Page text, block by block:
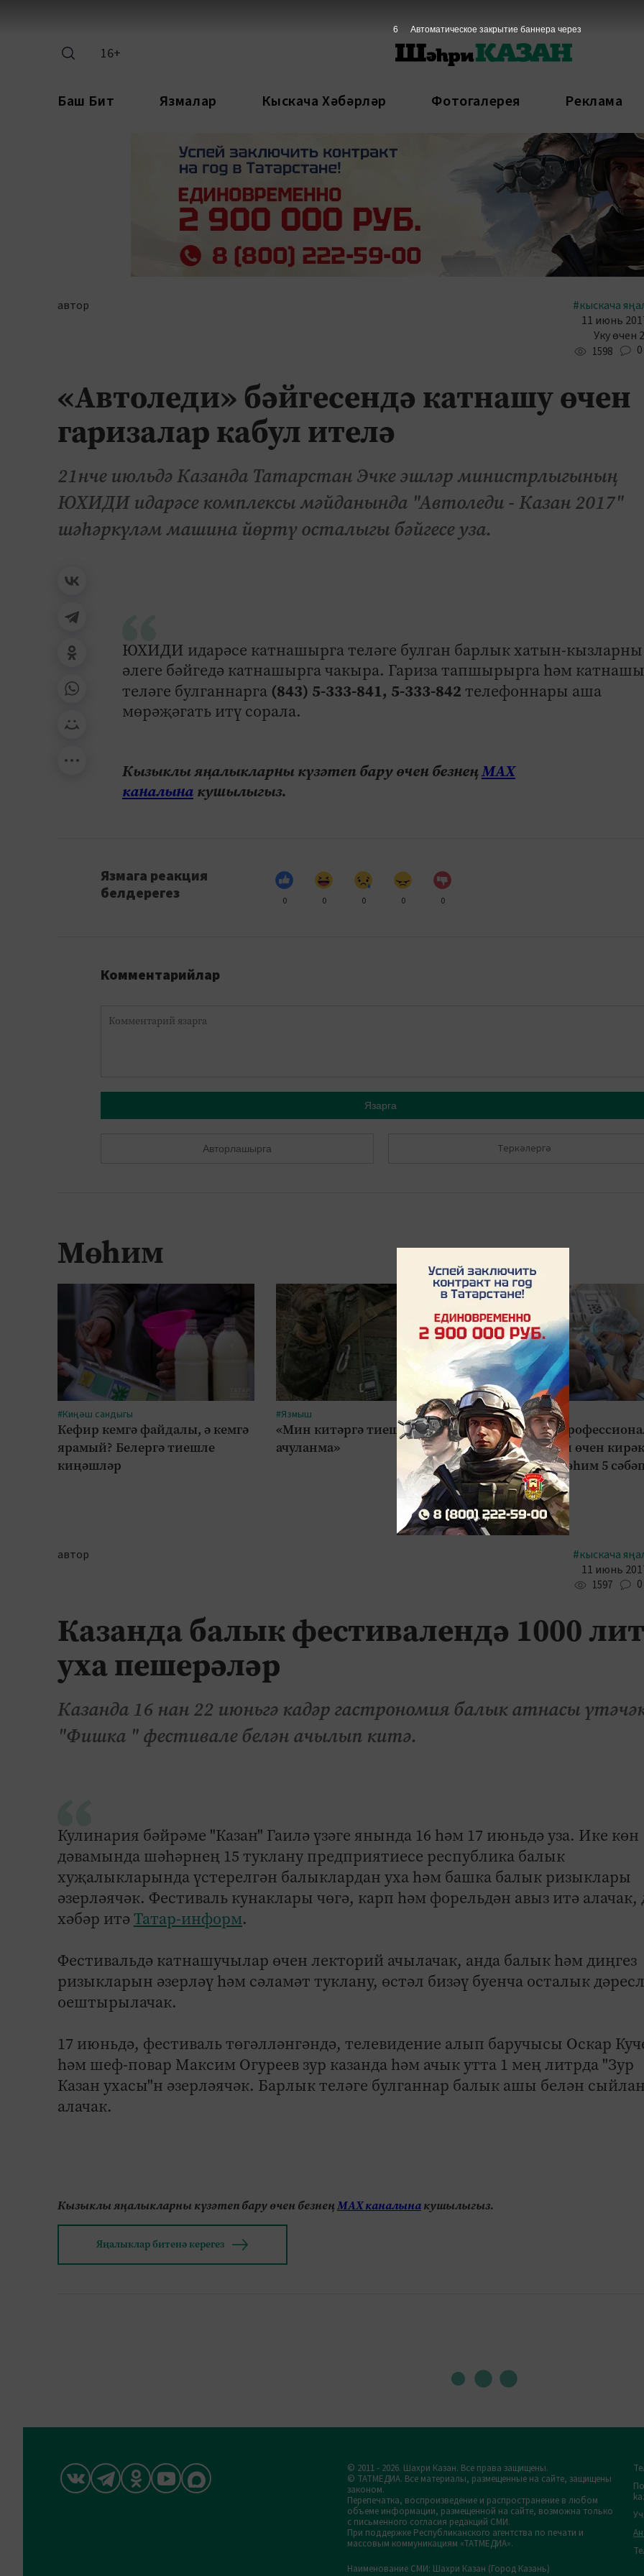
16+
Баш Бит Язмалар Кыскача Хәбәрләр Фотогалерея Реклама
автор
#кыскача
11 июнь
Уку өчен
1598 0
«Автоледи» бәйгесендә катнашу өчен
гаризалар кабул ителә
21нче июльдә Казанда Татарстан Эчке эшләр министрлыгының
ЮХИДИ идарәсе комплексы мәйданында "Автоледи - Казан 2017"
шәһәркүләм машина йөртү осталыгы бәйгесе уза.
ЮХИДИ идарәсе катнашырга теләге булган барлык хатын-кызларны
әлеге бәйгедә катнашырга чакыра. Гариза тапшырырга һәм
теләге булганнарга (843) 5-333-841, 5-333-842 телефоннары аша
мөрәҗәгать итү сорала.
Кызыклы яңалыкларны күзәтеп бару өчен безнеңМАХ
каналына кушылыгыз.
Язмага реакция
белдерегез
0 0 0 0 0
Комментарийлар
Язарга
Авторлашырга Теркәлергә
Мөһим
#Киңәш сандыгы
Кефир кемгә файдалы, ә кемгә
ярамый? Белергә тиешле
киңәшләр
#Язмыш
«Мин китәргә тиеш, әни,
ачуланма»
#Киңәш сандыгы
Тешләрне
чистарту ни өчен
Табиблар мөһим 5
атады
автор
#кыскача
11 июнь
1597 0
Казанда балык фестивалендә 1000
уха пешерәләр
Казанда 16 нан 22 июньгә кадәр гастрономия балык атнасы
"Фишка " фестивале белән ачылып китә.
Кулинария бәйрәме "Казан" Гаилә үзәге янында 16 һәм 17 июньдә уза. Ике көн
дәвамында шәһәрнең 15 туклану предприятиесе республика балык
хуҗалыкларында үстерелгән балыклардан уха һәм башка балык ризыклары
әзерләячәк. Фестиваль кунаклары чөгә, карп һәм форельдән авыз итә алачак,
хәбәр итә Татар-информ.
Фестивальдә катнашучылар өчен лекторий ачылачак, анда балык һәм диңгез
ризыкларын әзерләү һәм сәламәт туклану, өстәл бизәү буенча осталык
оештырылачак.
17 июньдә, фестиваль төгәлләнгәндә, телевидение алып баручысы Оскар
һәм шеф-повар Максим Огуреев зур казанда һәм ачык утта 1 мең литрда "Зур
Казан ухасы"н әзерләячәк. Барлык теләге булганнар балык ашы белән
алачак.
Кызыклы яңалыкларны күзәтеп бару өчен безнеңМАХ каналынакушылыгыз.
Яңалыклар битенә керегез
© 2011 - 2026. Шахри Казан. Все права защищены.
© ТАТМЕДИА. Все материалы, размещенные на сайте, защищены
законом.
Перепечатка, воспроизведение и распространение в любом
объеме информации, размещенной на сайте, возможна только
с письменного согласия редакций СМИ.
При поддержке Республиканского агентства по печати и
массовым коммуникациям «ТАТМЕДИА».
Наименование СМИ: Шахри Казан (Город Казань)
5 Автоматическое закрытие баннера через